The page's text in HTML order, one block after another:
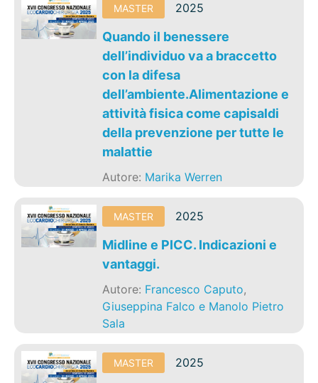
MASTER 2025
Quando il benessere
dell’individuo va a braccetto
con la difesa
dell’ambiente.Alimentazione e
attività fisica come capisaldi
della prevenzione per tutte le
malattie
Autore: Marika Werren
MASTER 2025
Midline e PICC. Indicazioni e
vantaggi.
Autore: Francesco Caputo,
Giuseppina Falco e Manolo Pietro
Sala
MASTER 2025